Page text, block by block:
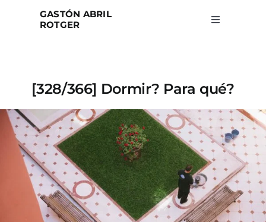
GASTÓN ABRIL
ROTGER
Toggle
Projects
Blog
About
Search
[328/366] Dormir? Para qué?